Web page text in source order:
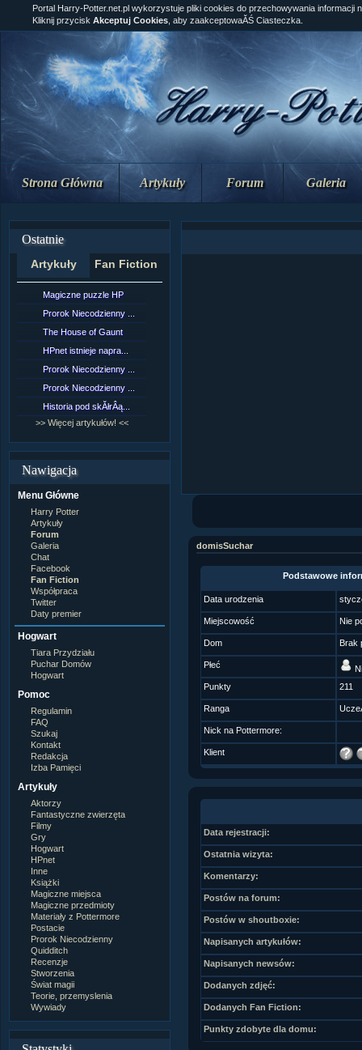
Strona Główna Artykuły Forum Galeria
Ostatnie
Artykuły Fan Fiction
Magiczne puzzle HP
Prorok Niecodzienny ...
The House of Gaunt
HPnet istnieje napra...
Prorok Niecodzienny ...
Prorok Niecodzienny ...
Historia pod skĂłrÂą...
>> Więcej artykułów! <<
Nawigacja
Menu Główne
Harry Potter
Artykuły
Forum
Galeria
Chat
Facebook
Fan Fiction
Współpraca
Twitter
Daty premier
Hogwart
Tiara Przydziału
Puchar Domów
Hogwart
Pomoc
Regulamin
FAQ
Szukaj
Kontakt
Redakcja
Izba Pamięci
Artykuły
Aktorzy
Fantastyczne zwierzęta
Filmy
Gry
Hogwart
HPnet
Inne
Książki
Magiczne miejsca
Magiczne przedmioty
Materiały z Pottermore
Postacie
Prorok Niecodzienny
Quidditch
Recenzje
Stworzenia
Świat magii
Teorie, przemyslenia
Wywiady
Portal Harry-Potter.net.pl wykorzystuje pliki cookies do przechowywania informacji
Kliknij przycisk Akceptuj Cookies , aby zaakceptowaĂŚ Ciasteczka.
domisSuchar
Podstawowe
Data urodzenia
Miejscowość Nie
Dom Brak
Płeć
Punkty
211
Ranga
Nick na Pottermore:
Klient
Data rejestracji:
Ostatnia wizyta:
Komentarzy:
Postów na forum:
Postów w shoutboxie:
Napisanych artykułów:
Napisanych newsów:
Dodanych zdjęć:
Dodanych Fan Fiction:
Punkty zdobyte dla domu: